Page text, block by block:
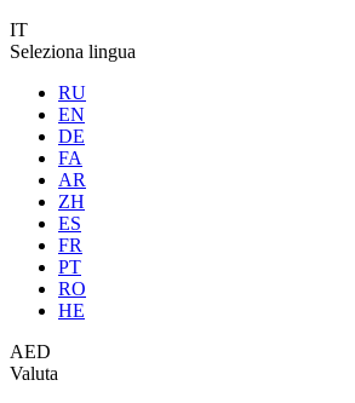
IT
Seleziona lingua
RU
EN
DE
FA
AR
ZH
ES
FR
PT
RO
HE
AED
Valuta